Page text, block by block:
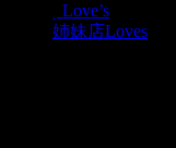
Love’s
姉妹店Loves